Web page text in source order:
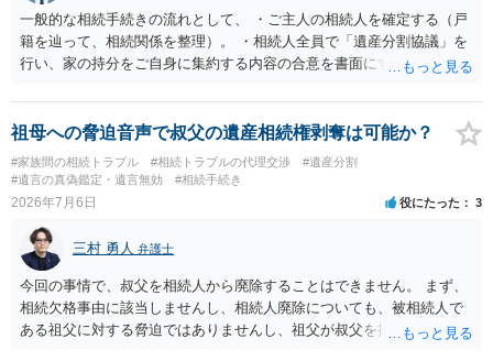
お姉さんがご存命である以上、 その子（甥、姪）にはそもそも相続権
は発生しないので、甥姪の方々は相続放棄は不要になると考えられま
す。 明確にお答えができずに申し訳ありませんが、以上ご参考にして
一般的な相続手続きの流れとして、 ・ご主人の相続人を確定する（戸
籍を辿って、相続関係を整理）。 ・相続人全員で「遺産分割協議」を
行い、家の持分をご自身に集約する内容の合意を書面にする。 ・その
ンと抵当権の名義について、金融機関と協議し、可能ならあなた名義
に切り替える（団信の見直しなども含めて）。 ・ただし、親子ローン
で義母も共有名義に入っている場合、通常は、義母の持分や義母のロ
ーン部分を動かすには、義母本人の同意・協議が不可欠です。 ここが
今回の「義母と連絡が取れない」状況での大きなネックになります。
段階的対応が推奨されています。 １．戸籍・戸籍の附票・住民票で義
母の最新住所と生存状況を確認する。 まずは、被相続人（ご主人）の
戸籍から相続人を辿り、義母の戸籍・戸籍附票を取り、現住所や転居
履歴を確認する方法が一般的です。 ２．住所が分かった場合、内容証
明郵便などの方法で手紙を送る。 電話やメールで連絡が取れないとき
祖母への脅迫音声で叔父の遺産相続権剥奪は可能か？
#家族間の相続トラブル #相続トラブルの代理交渉
#遺産分割
#遺言の真偽鑑定・遺言無効
#相続手続き
2026年7月6日 役にたった 3
三村 勇人 弁護士
今回の事情で、叔父を相続人から廃除することはできません。 まず、
相続欠格事由に該当しませんし、相続人廃除についても、被相続人で
ある祖父に対する脅迫ではありませんし、祖父が叔父を排除する意思